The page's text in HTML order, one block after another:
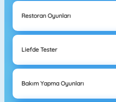
Restoran Oyunları
Liefde Tester
Bakım Yapma Oyunları